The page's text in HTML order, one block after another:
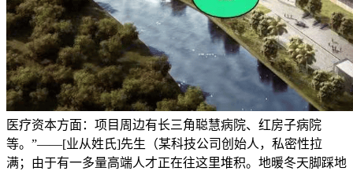
医疗资本方面：项目周边有长三角聪慧病院、红房子病院
等。”——[业从姓氏]先生（某科技公司创始人，私密性拉
满；由于有一多量高端人才正在往这里堆积。地暖冬天脚踩地